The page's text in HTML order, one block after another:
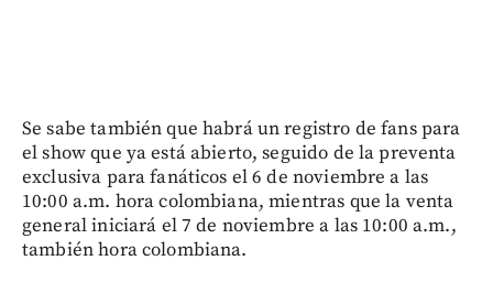
Se sabe también que habrá un registro de fans para
el show que ya está abierto, seguido de la preventa
exclusiva para fanáticos el 6 de noviembre a las
10:00 a.m. hora colombiana, mientras que la venta
general iniciará el 7 de noviembre a las 10:00 a.m.,
también hora colombiana.